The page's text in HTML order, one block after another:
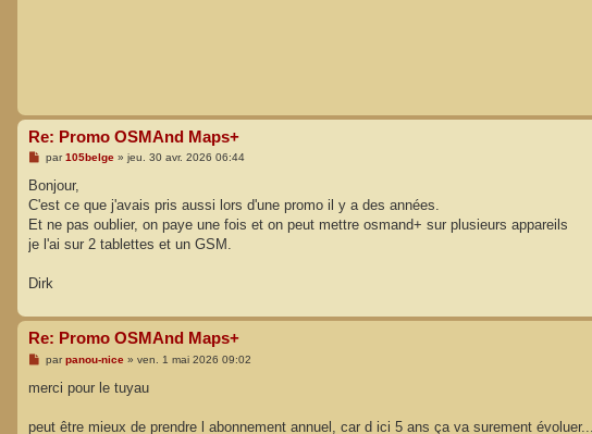
Re: Promo OSMAnd Maps+
M
s
a
g
par105belge» jeu. 30 avr. 2026 06:44
Bonjour,
C'est ce que j'avais pris aussi lors d'une promo il y a des années.
Et ne pas oublier, on paye une fois et on peut mettre osmand+ sur plusieurs appareils
je l'ai sur 2 tablettes et un GSM.
Dirk
Re: Promo OSMAnd Maps+
M
s
g
parpanou-nice» ven. 1 mai 2026 09:02
merci pour le tuyau
peut être mieux de prendre l abonnement annuel, car d ici 5 ans ça va surement évoluer....